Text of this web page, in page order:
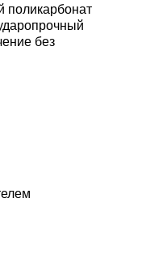
поликарбонат
без